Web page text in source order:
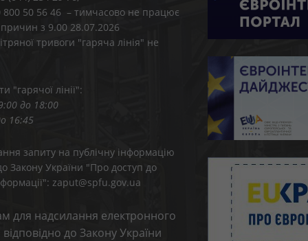
46 – тимчасово не працює
причин з 9.00 28.07.2026
тривоги "гаряча лінія" не
"гарячої лінії":
до 18:00
16:45
запиту на публічну інформацію
Закону України "Про доступ до
zaput@spfu.gov.ua
для надсилання електронного
до Закону України